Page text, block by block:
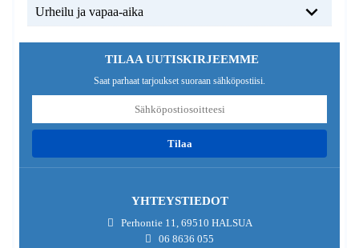
Urheilu ja vapaa-aika
TILAA UUTISKIRJEEMME
Saat parhaat tarjoukset suoraan sähköpostiisi.
tilaa
YHTEYSTIEDOT
Perhontie 11, 69510 HALSUA
06 8636 055